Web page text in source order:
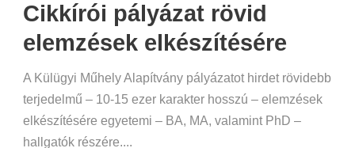
Cikkírói pályázat rövid
elemzések elkészítésére
A Külügyi Műhely Alapítvány pályázatot hirdet rövidebb
terjedelmű – 10-15 ezer karakter hosszú – elemzések
elkészítésére egyetemi – BA, MA, valamint PhD –
hallgatók részére....